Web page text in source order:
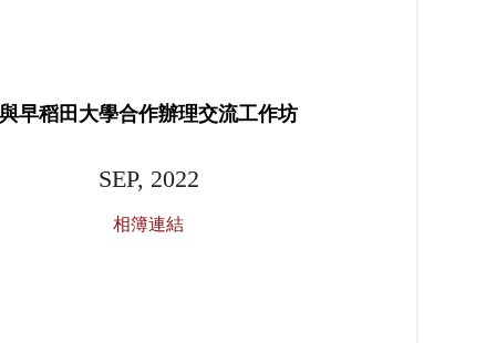
與早稻田大學合作辦理交流工作坊
SEP, 2022
相簿連結